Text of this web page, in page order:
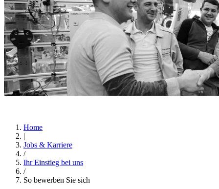
Home
|
Jobs & Karriere
/
Ihr Einstieg bei uns
/
So bewerben Sie sich